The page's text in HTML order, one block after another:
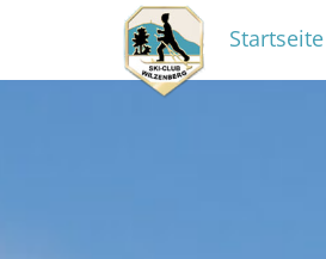
Startseite